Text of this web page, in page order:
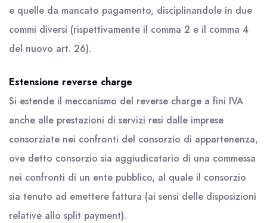
e quelle da mancato pagamento, disciplinandole in due
commi diversi (rispettivamente il comma 2 e il comma 4
del nuovo art. 26).
Estensione reverse charge
Si estende il meccanismo del reverse charge a fini IVA
anche alle prestazioni di servizi resi dalle imprese
consorziate nei confronti del consorzio di appartenenza,
ove detto consorzio sia aggiudicatario di una commessa
nei confronti di un ente pubblico, al quale il consorzio
sia tenuto ad emettere fattura (ai sensi delle disposizioni
relative allo split payment).